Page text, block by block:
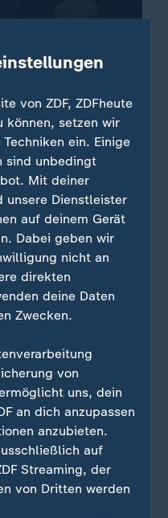
gegen
nach 90 Minuten
Scholz oder Friedrich
Antworten im
K. Schuster
der
2025
von ZDF, ZDFheute
können, setzen wir
ein. Einige
sind unbedingt
Mit deiner
unsere Dienstleister
auf deinem Gerät
Dabei geben wir
nicht an
direkten
deine Daten
Zwecken.
von
uns, dein
an dich anzupassen
anzubieten.
auf
Streaming, der
von Dritten werden